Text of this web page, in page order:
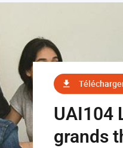
UAI104
grands